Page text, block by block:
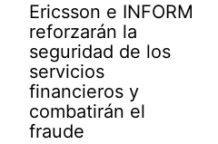
Ericsson e INFORM
reforzarán la
seguridad de los
servicios
financieros y
combatirán el
fraude